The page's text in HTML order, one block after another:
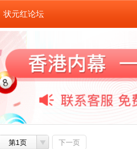
状元红论坛
第1页 下一页